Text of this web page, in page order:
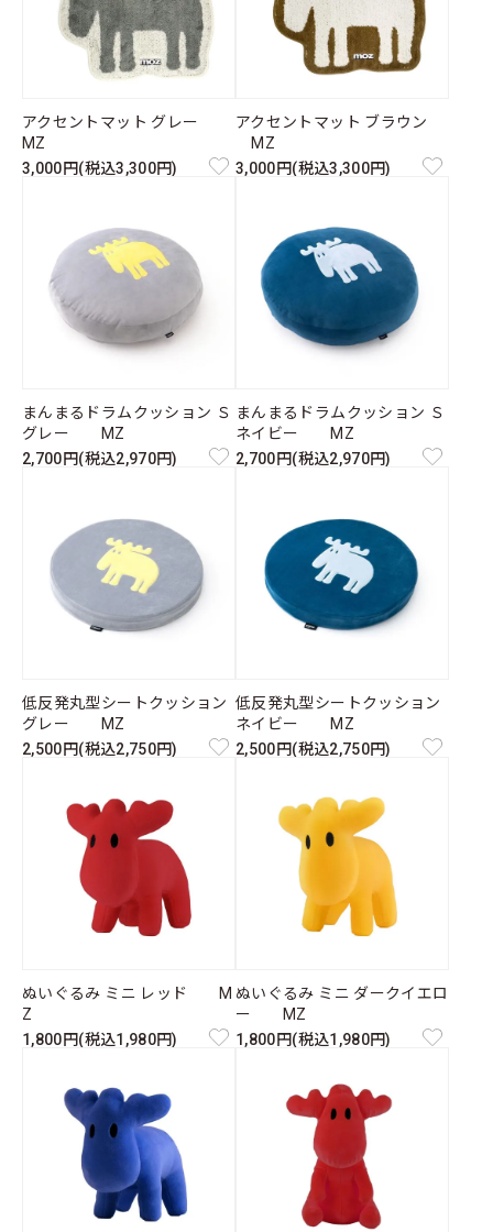
アクセントマット グレー
MZ
3,000円(税込3,300円)
アクセントマット ブラウン
MZ
3,000円(税込3,300円)
まんまるドラムクッション Ｓ
グレー MZ
2,700円(税込2,970円)
まんまるドラムクッション Ｓ
ネイビー MZ
2,700円(税込2,970円)
低反発丸型シートクッション
グレー MZ
2,500円(税込2,750円)
低反発丸型シートクッション
ネイビー MZ
2,500円(税込2,750円)
ぬいぐるみ ミニ レッド M
Z
1,800円(税込1,980円)
ぬいぐるみ ミニ ダークイエロ
ー MZ
1,800円(税込1,980円)